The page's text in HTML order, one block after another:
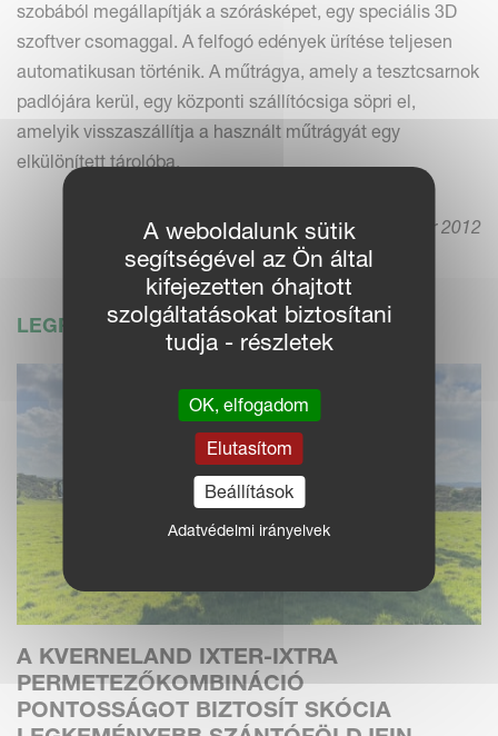
szobából megállapítják a szórásképet, egy speciális 3D
szoftver csomaggal. A felfogó edények ürítése teljesen
automatikusan történik. A műtrágya, amely a tesztcsarnok
padlójára kerül, egy központi szállítócsiga söpri el,
amelyik visszaszállítja a használt műtrágyát egy
elkülönített tárolóba.
17.október 2012
LEGFRISSEBB HÍREK
A KVERNELAND IXTER-IXTRA
PERMETEZŐKOMBINÁCIÓ
PONTOSSÁGOT BIZTOSÍT SKÓCIA
A weboldalunk sütik
segítségével az Ön által
kifejezetten óhajtott
szolgáltatásokat biztosítani
tudja - részletek
OK, elfogadom
Elutasítom
Beállítások
Adatvédelmi irányelvek